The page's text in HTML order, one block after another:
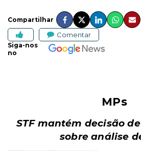
Compartilhar
Comentar
Siga-nos
no
MPs
STF mantém decisão
sobre análise